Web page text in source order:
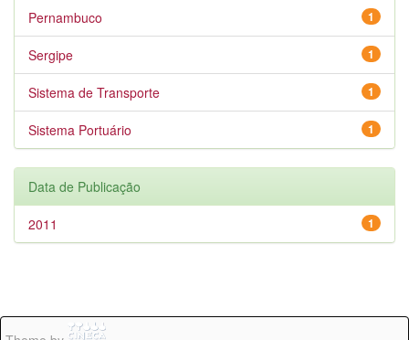
1
Pernambuco
1
Sergipe
1
Sistema de Transporte
1
Sistema Portuário
Data de Publicação
1
2011